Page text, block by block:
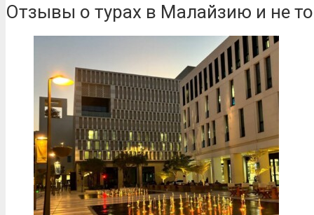
Отзывы о турах в Малайзию и не